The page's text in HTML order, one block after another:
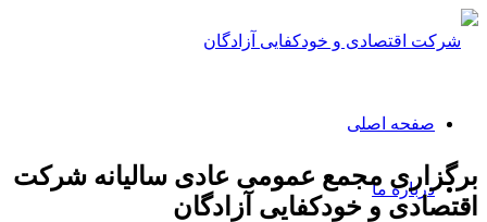
صفحه اصلی
درباره ما
برگزاری مجمع عمومی عادی سالیانه شرکت
اقتصادی و خودکفایی آزادگان